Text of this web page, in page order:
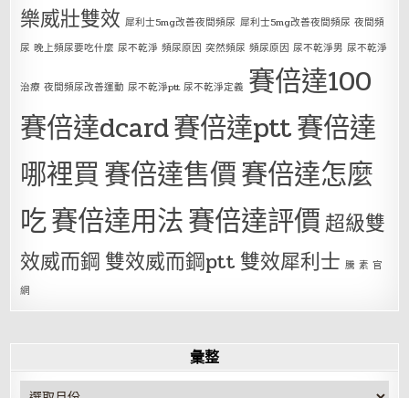
樂威壯雙效 犀利士5mg改善夜間頻尿 犀利士5mg改善夜間頻尿 夜間頻
尿 晚上頻尿要吃什麼 尿不乾淨 頻尿原因 突然頻尿 頻尿原因 尿不乾淨男 尿不乾淨
治療 夜間頻尿改善運動 尿不乾淨ptt 尿不乾淨定義 賽倍達100
賽倍達dcard賽倍達ptt賽倍達
哪裡買賽倍達售價賽倍達怎麼
吃賽倍達用法賽倍達評價超級雙
效威而鋼 雙效威而鋼ptt 雙效犀利士 騰 素 官
網
彙整
彙